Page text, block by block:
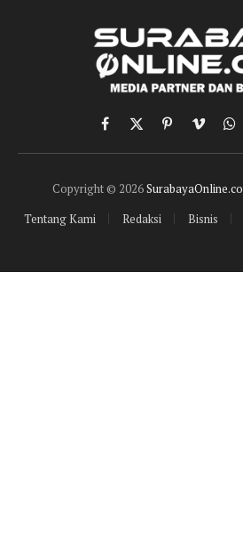
Facebook
X
(Twitter)
PinterestVimeo
Copyright © 2026SurabayaOnline.co
Tentang Kami
Redaksi Bisnis